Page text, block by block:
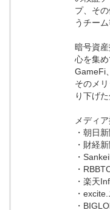
プ、そ
うチーム
暗号資
心を集
GameFi
そのメ
り下げ
メディ
・朝日
・財経
・
・
・楽天
・
・